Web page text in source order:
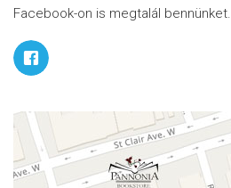
Facebook-on is megtalál bennünket.